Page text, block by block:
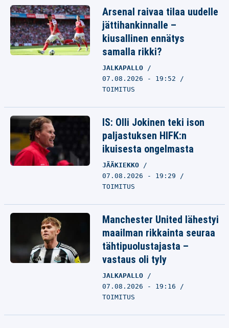
Arsenal raivaa tilaa uudelle
jättihankinnalle –
kiusallinen ennätys
samalla rikki?
JALKAPALLO
07.08.2026 - 19:52
TOIMITUS
IS: Olli Jokinen teki ison
paljastuksen HIFK:n
ikuisesta ongelmasta
JÄÄKIEKKO
07.08.2026 - 19:29
TOIMITUS
Manchester United lähestyi
maailman rikkainta seuraa
tähtipuolustajasta –
vastaus oli tyly
JALKAPALLO
07.08.2026 - 19:16
TOIMITUS